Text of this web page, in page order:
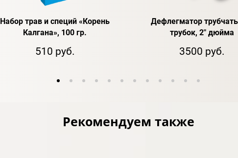
Набор трав и специй «Корень
Калгана», 100 гр.
510 руб.
Дефлегматор
трубок, 2" дюйма
3500 руб.
Рекомендуем также